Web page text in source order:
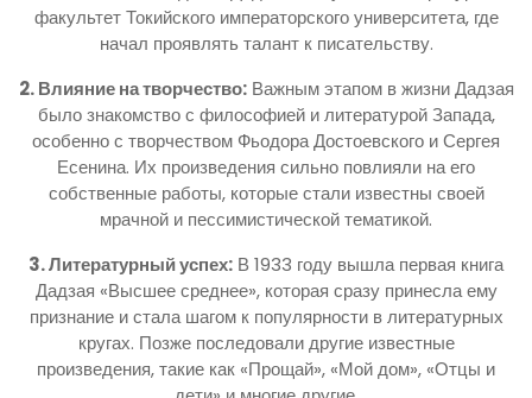
факультет Токийского императорского университета, где
начал проявлять талант к писательству.
2. Влияние на творчество:Важным этапом в жизни Дадзая
было знакомство с философией и литературой Запада,
особенно с творчеством Фьодора Достоевского и Сергея
Есенина. Их произведения сильно повлияли на его
собственные работы, которые стали известны своей
мрачной и пессимистической тематикой.
3. Литературный успех: В 1933 году вышла первая книга
Дадзая «Высшее среднее», которая сразу принесла ему
признание и стала шагом к популярности в литературных
кругах. Позже последовали другие известные
произведения, такие как «Прощай», «Мой дом», «Отцы и